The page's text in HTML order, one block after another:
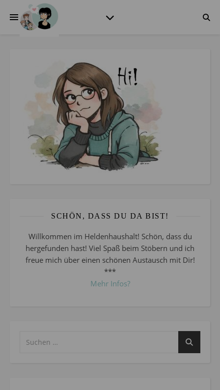
SCHÖN, DASS DU DA BIST!
Willkommen im Heldenhaushalt! Schön, dass du
hergefunden hast! Viel Spaß beim Stöbern und ich
freue mich über einen schönen Austausch mit Dir!
***
Mehr Infos?